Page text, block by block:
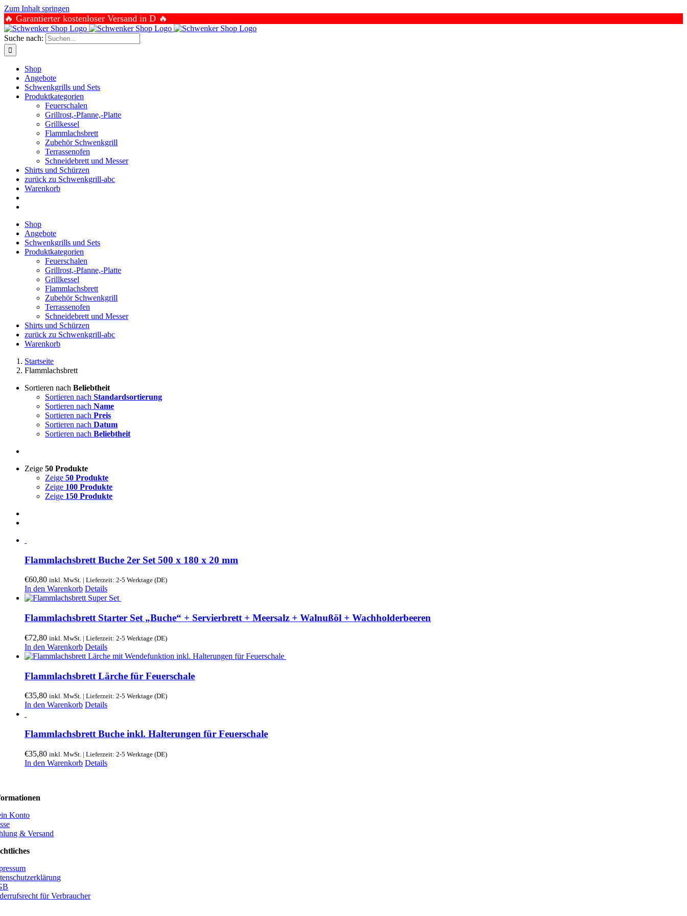
Zum Inhalt springen
🔥 Garantierter kostenloser Versand in D 🔥
Suche nach:
Shop
Angebote
Schwenkgrills und Sets
Produktkategorien
Feuerschalen
Grillrost,-Pfanne,-Platte
Grillkessel
Flammlachsbrett
Zubehör Schwenkgrill
Terrassenofen
Schneidebrett und Messer
Shirts und Schürzen
zurück zu Schwenkgrill-abc
Warenkorb
Shop
Angebote
Schwenkgrills und Sets
Produktkategorien
Feuerschalen
Grillrost,-Pfanne,-Platte
Grillkessel
Flammlachsbrett
Zubehör Schwenkgrill
Terrassenofen
Schneidebrett und Messer
Shirts und Schürzen
zurück zu Schwenkgrill-abc
Warenkorb
Startseite
Flammlachsbrett
Sortieren nach Beliebtheit
Sortieren nach Standardsortierung
Sortieren nach Name
Sortieren nach Preis
Sortieren nach Datum
Sortieren nach Beliebtheit
Zeige 50 Produkte
Zeige 50 Produkte
Zeige 100 Produkte
Zeige 150 Produkte
Flammlachsbrett Buche 2er Set 500 x 180 x 20 mm
€60,80 inkl. MwSt. | Lieferzeit: 2-5 Werktage (DE)
In den Warenkorb Details
Flammlachsbrett Starter Set „Buche“ + Servierbrett + Meersalz + Walnußöl + Wachholderbeeren
€72,80 inkl. MwSt. | Lieferzeit: 2-5 Werktage (DE)
In den Warenkorb Details
Flammlachsbrett Lärche für Feuerschale
€35,80 inkl. MwSt. | Lieferzeit: 2-5 Werktage (DE)
In den Warenkorb Details
Flammlachsbrett Buche inkl. Halterungen für Feuerschale
€35,80 inkl. MwSt. | Lieferzeit: 2-5 Werktage (DE)
In den Warenkorb Details
Konto
& Versand
für Verbraucher